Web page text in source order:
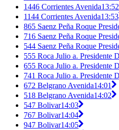
1446 Corrientes Avenida13:52
1144 Corrientes Avenida13:53
865 Saenz Peña Roque
716 Saenz Peña Roque
544 Saenz Peña Roque
555 Roca Julio a. Presidente
655 Roca Julio a. Presidente
741 Roca Julio a. Presidente
672 Belgrano Avenida14:01
518 Belgrano Avenida14:02
547 Bolivar14:03
767 Bolivar14:04
947 Bolivar14:05